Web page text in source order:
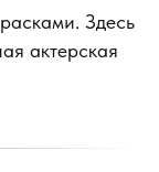
Здесь
актерская